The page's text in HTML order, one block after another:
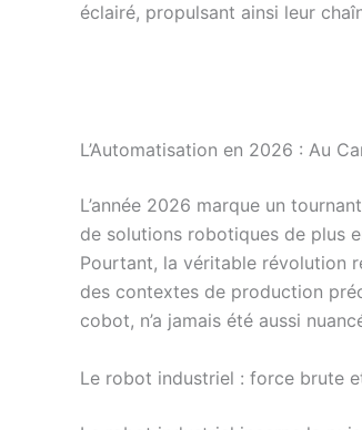
éclairé, propulsant ainsi leur
L’Automatisation en 2026 : Au
L’année 2026 marque un
de solutions robotiques de plus
Pourtant, la véritable révolution
des contextes de production
cobot, n’a jamais été aussi
Le robot industriel : force brute